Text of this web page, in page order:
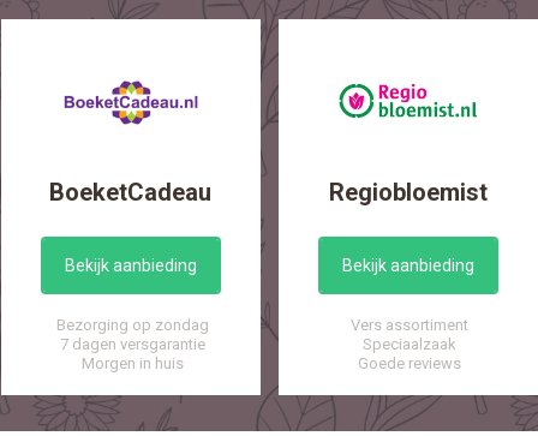
BoeketCadeau
Bekijk aanbieding
Bezorging op zondag
7 dagen versgarantie
Morgen in huis
Regiobloemist
Bekijk aanbieding
Vers assortiment
Speciaalzaak
Goede reviews